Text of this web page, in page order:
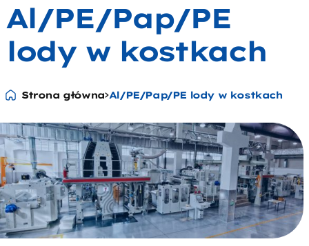
Al/PE/Pap/PE
lody w kostkach
Strona główna Al/PE/Pap/PE lody w kostkach